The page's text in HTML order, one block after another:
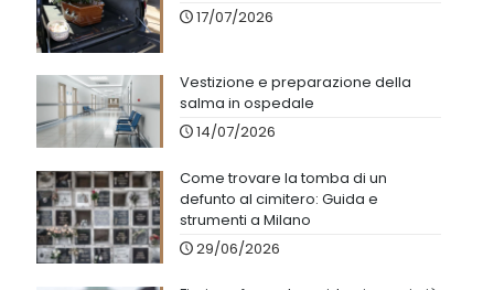
17/07/2026
Vestizione e preparazione della
salma in ospedale
14/07/2026
Come trovare la tomba di un
defunto al cimitero: Guida e
strumenti a Milano
29/06/2026